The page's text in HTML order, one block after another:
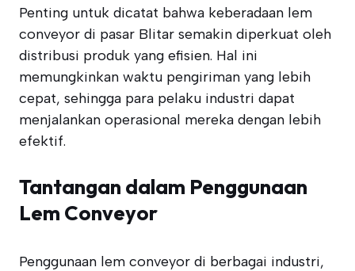
Penting untuk dicatat bahwa keberadaan lem
conveyor di pasar Blitar semakin diperkuat oleh
distribusi produk yang efisien. Hal ini
memungkinkan waktu pengiriman yang lebih
cepat, sehingga para pelaku industri dapat
menjalankan operasional mereka dengan lebih
efektif.
Tantangan dalam Penggunaan
Lem Conveyor
Penggunaan lem conveyor di berbagai industri,